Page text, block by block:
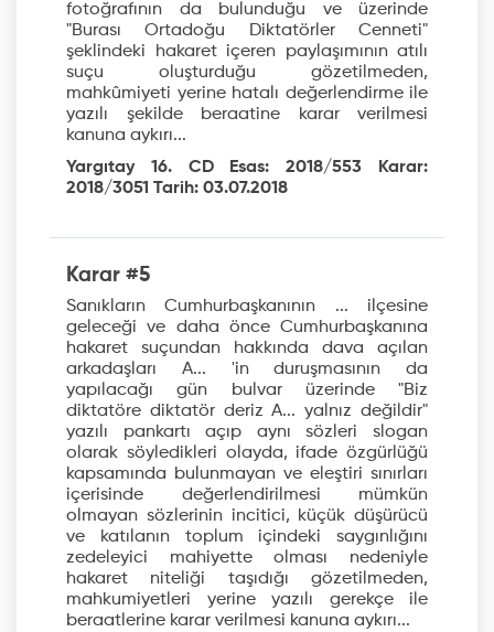
fotoğrafının da bulunduğu ve üzerinde
"Burası Ortadoğu Diktatörler Cenneti"
şeklindeki hakaret içeren paylaşımının atılı
suçu oluşturduğu gözetilmeden,
mahkûmiyeti yerine hatalı değerlendirme ile
yazılı şekilde beraatine karar verilmesi
kanuna aykırı...
Yargıtay 16. CD Esas: 2018/553 Karar:
2018/3051 Tarih: 03.07.2018
Karar #5
Sanıkların Cumhurbaşkanının ... ilçesine
geleceği ve daha önce Cumhurbaşkanına
hakaret suçundan hakkında dava açılan
arkadaşları A... 'in duruşmasının da
yapılacağı gün bulvar üzerinde "Biz
diktatöre diktatör deriz A... yalnız değildir"
yazılı pankartı açıp aynı sözleri slogan
olarak söyledikleri olayda, ifade özgürlüğü
kapsamında bulunmayan ve eleştiri sınırları
içerisinde değerlendirilmesi mümkün
olmayan sözlerinin incitici, küçük düşürücü
ve katılanın toplum içindeki saygınlığını
zedeleyici mahiyette olması nedeniyle
hakaret niteliği taşıdığı gözetilmeden,
mahkumiyetleri yerine yazılı gerekçe ile
beraatlerine karar verilmesi kanuna aykırı...